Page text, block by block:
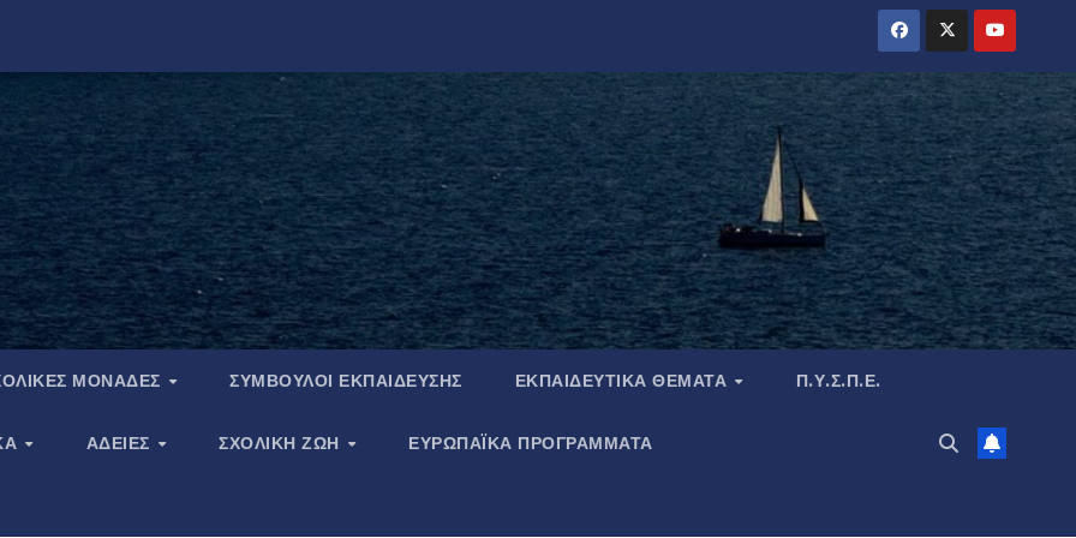
ΜΟΝΆΔΕΣ ΣΎΜΒΟΥΛΟΙ ΕΚΠΑΊΔΕΥΣΗΣ ΕΚΠΑΙΔΕΥΤΙΚΆ ΘΈΜΑΤΑ Π.Υ.Σ.Π.Ε.
ΆΔΕΙΕΣ ΣΧΟΛΙΚΉ ΖΩΉ ΕΥΡΩΠΑΪΚΑ ΠΡΟΓΡΑΜΜΑΤΑ